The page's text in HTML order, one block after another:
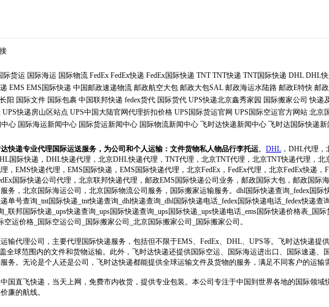
际货运 国际海运 国际物流 FedEx FedEx快递 FedEx国际快递 TNT TNT快递 TNT国际快递 DHL DHL
EMS EMS国际快递 中国邮政速递物流 邮政航空大包 邮政大包SAL 邮政海运水陆路 邮政E特快 邮
阳 国际文件 国际包裹 中国联邦快递 fedex货代 国际货代 UPS快递北京鑫秀家园 国际搬家公司 快递
UPS快递房山区站点 UPS中国大陆官网代理折扣价格 UPS国际货运官网 UPS国际空运官方网站 北京
中心 国际海运新闻中心 国际货运新闻中心 国际物流新闻中心 飞时达快递新闻中心 飞时达国际快递新
快递专业代理国际运送服务，为公司和个人运输：文件货物私人物品行李托运。 DHL ，DHL代理
国际快递，DHL快递代理，北京DHL快递代理，TNT代理，北京TNT代理，北京TNT快递代理，北
，EMS快递代理，EMS国际快递，EMS国际快递代理，北京FedEx，FedEx代理，北京FedEx快递，
国际快递公司代理，北京联邦快递代理，邮政EMS国际快递公司业务，邮政国际大包，邮政国际
务，北京国际海运公司，北京国际物流公司服务，国际搬家运输服务。dhl国际快递查询_fedex国际
递单号查询_tnt国际快递_tnt快递查询_dhl快递查询_dhl国际快递电话_fedex国际快递电话_fedex快递查
联邦国际快递_ups快递查询_ups国际快递查询_ups国际快递_ups快递电话_ems国际快递价格表_国际
空运价格_国际空运公司_国际搬家公司_北京国际搬家公司_国际搬家公司。
输代理公司，主要代理国际快递服务，包括但不限于EMS、FedEx、DHL、UPS等。飞时达快递提
全球范围内的文件和货物运输。此外，飞时达快递还提供国际空运、国际海运进出口、国际速递、
务。无论是个人还是公司，飞时达快递都能提供全球运输文件及货物的服务，满足不同客户的运输
国直飞快递，当天上网，免费市内收货，提供专业包装。本公司专注于中国到世界各地的国际领域
廉的航线。